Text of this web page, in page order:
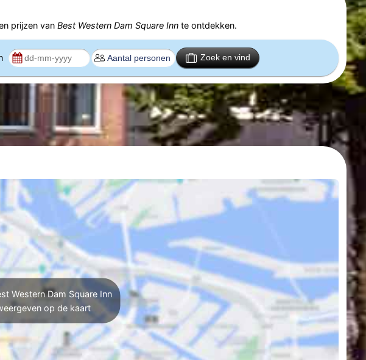
prijzen van Best Western Dam Square Innte ontdekken.
Zoek en vind
Western Dam Square Inn
op de kaart